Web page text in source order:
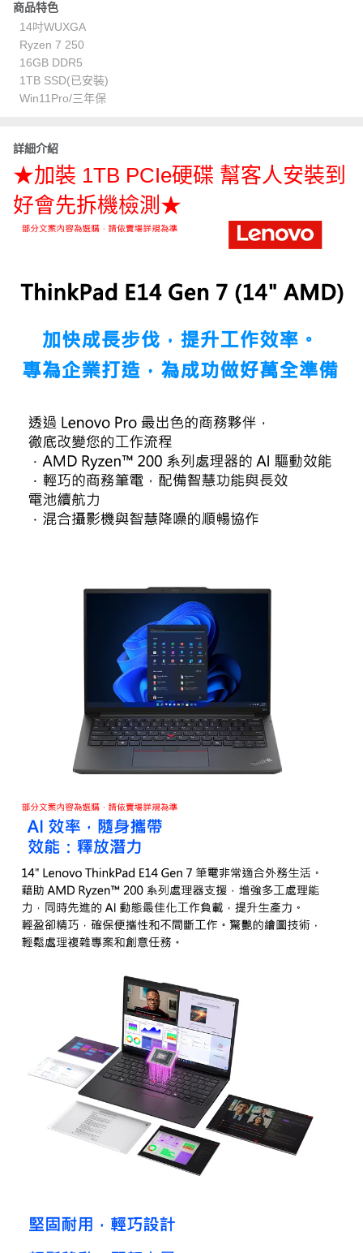
商品特色
14吋WUXGA
Ryzen 7 250
16GB DDR5
1TB SSD(已安裝)
Win11Pro/三年保
詳細介紹
★加裝 1TB PCIe硬碟 幫客人安裝到
好會先拆機檢測★